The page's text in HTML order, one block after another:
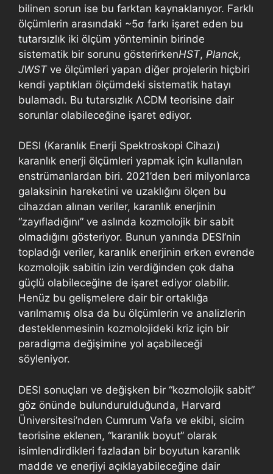
bilinen sorun ise bu farktan kaynaklanıyor. Farklı
ölçümlerin arasındaki ~5σ farkı işaret eden bu
tutarsızlık iki ölçüm yönteminin birinde
sistematik bir sorunu gösterirkenHST, Planck,
JWSTve ölçümleri yapan diğer projelerin hiçbiri
kendi yaptıkları ölçümdeki sistematik hatayı
bulamadı. Bu tutarsızlık ΛCDM teorisine dair
sorunlar olabileceğine işaret ediyor.
DESI (Karanlık Enerji Spektroskopi Cihazı)
karanlık enerji ölçümleri yapmak için kullanılan
enstrümanlardan biri. 2021’den beri milyonlarca
galaksinin hareketini ve uzaklığını ölçen bu
cihazdan alınan veriler, karanlık enerjinin
“zayıfladığını” ve aslında kozmolojik bir sabit
olmadığını gösteriyor. Bunun yanında DESI’nin
topladığı veriler, karanlık enerjinin erken evrende
kozmolojik sabitin izin verdiğinden çok daha
güçlü olabileceğine de işaret ediyor olabilir.
Henüz bu gelişmelere dair bir ortaklığa
varılmamış olsa da bu ölçümlerin ve analizlerin
desteklenmesinin kozmolojideki kriz için bir
paradigma değişimine yol açabileceği
söyleniyor.
DESI sonuçları ve değişken bir “kozmolojik sabit”
göz önünde bulundurulduğunda, Harvard
Üniversitesi’nden Cumrum Vafa ve ekibi, sicim
teorisine eklenen, “karanlık boyut” olarak
isimlendirdikleri fazladan bir boyutun karanlık
madde ve enerjiyi açıklayabileceğine dair